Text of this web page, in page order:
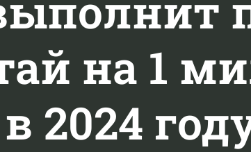
на 1
2024